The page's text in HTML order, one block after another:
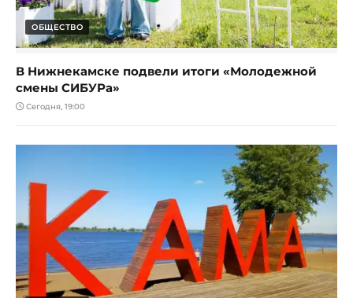
ОБЩЕСТВО
В Нижнекамске подвели итоги «Молодежной
смены СИБУРа»
Сегодня, 19:00